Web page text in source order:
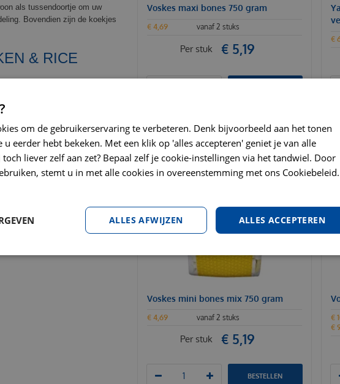
als tussendoortje om uw
Bovendien zijn de koekjes
& RICE
(rund 4%), plantaardige
eiwit 12%, ruw vet 10%, ruwe as
deze beloning in verhouding
Raadpleeg bij twijfel de
moet dagelijks ter beschikking
en indien mogelijk donkere
consumptie. Inhoud: 400 gram,
Voskes maxi bones 750 gram
vanaf 2 stuks
€ 4,69
€ 5,19
Per stuk
€
Voskes mini bones mix 750 gram
vanaf 2 stuks
€ 4 69
€ 5,19
Per stuk
BESTELLEN
€
€
om de gebruikerservaring te verbeteren. Denk bijvoorbeeld aan het tonen
eerder hebt bekeken. Met een klik op 'alles accepteren' geniet je van alle
liever zelf aan zet? Bepaal zelf je cookie-instellingen via het tandwiel. Door
stemt u in met alle cookies in overeenstemming met ons Cookiebeleid.
ALLES ACCEPTEREN
ALLES AFWIJZEN